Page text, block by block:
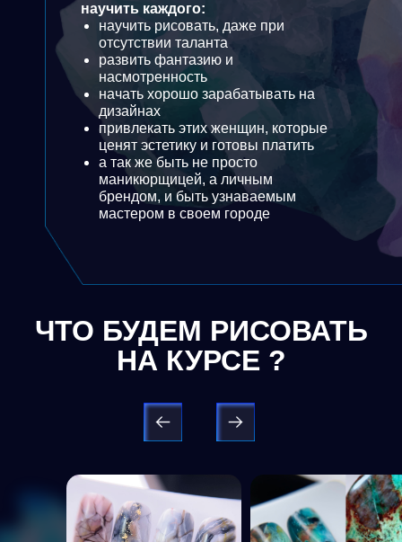
научить каждого:
научить рисовать, даже при
отсутствии таланта
развить фантазию и
насмотренность
начать хорошо зарабатывать на
дизайнах
привлекать этих женщин, которые
ценят эстетику и готовы платить
а так же быть не просто
маникюрщицей, а личным
брендом, и быть узнаваемым
мастером в своем городе
ЧТО БУДЕМ РИСОВАТЬ
НА КУРСЕ ?